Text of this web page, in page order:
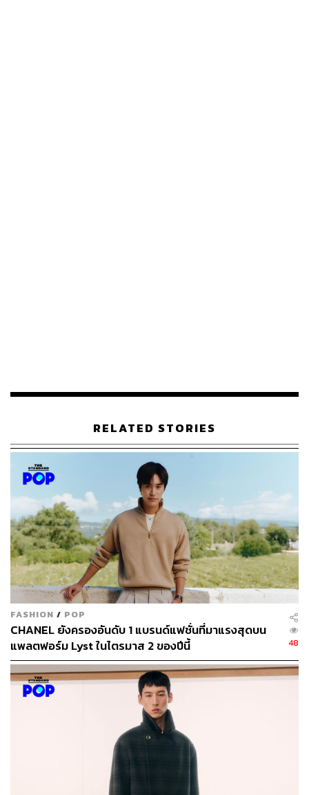
ผมขาวหางม้าในชุดสูทสีดำพร้อมแว่นตากันแดด เขาผู้นี้พลิก
ใหญ่ได้อีกครั้ง ซึ่งไม่แปลกเลยที่ปีนี้จะคึกคักเป็นพิเศษ เพราะ
Karl Lagerfeld มีอิทธิพลและเป็นที่รักของคนมากมายทั้งใน
และนอกวงการ
โดยเซเลบริตี้คนดังมากมายต่างตบเท้าเดินพรมแดงงานนี้กัน
อย่างคับคั่ง และในปีนี้ยังมีไฮไลต์ลุคพรมแดงเด็ดๆ มากมาย
เช่น Jennie จากวง BLACKPINK ที่ปรากฏตัวครั้งแรกในงาน
นี้, Nicole Kidman มาในเดรสที่เธอเคยสวมใส่ในโฆษณา
CHANEL N°5 ที่ Karl Lagerfeld เป็นคนออกแบบให้, Doja
Cat และ Jared Leto ปรากฏตัวด้วยลุคของแมว Choupette
ในเวอร์ชันที่ต่างกัน รวมถึง Rihanna ที่มาเลต แต่สร้างสเตท
เมนต์อีกครั้งกับลุคเจ้าสาวในเดรสขาวดอกคามิลเลียจาก
Valentino
RELATED STORIES
FASHION / POP
CHANEL ยังครองอันดับ 1 แบรนด์แฟชั่นที่มาแรงสุดบน
แพลตฟอร์ม Lyst ในไตรมาส 2 ของปีนี้
48